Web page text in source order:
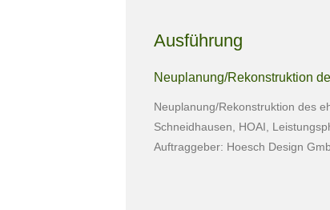
Ausführung
Neuplanung/Rekonstruktion
Neuplanung/Rekonstruktion des
Schneidhausen, HOAI,
Auftraggeber: Hoesch Design